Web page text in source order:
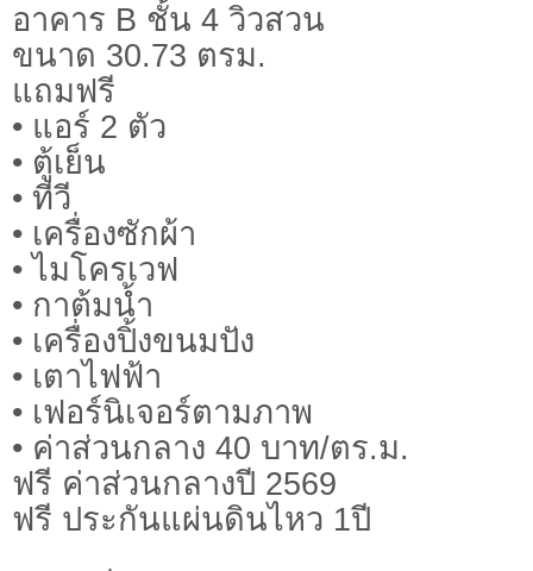
อาคาร B ชั้น 4 วิวสวน
ขนาด 30.73 ตรม.
แถมฟรี
• แอร์ 2 ตัว
• ตู้เย็น
• ทีวี
• เครื่องซักผ้า
• ไมโครเวฟ
• กาต้มน้ำ
• เครื่องปิ้งขนมปัง
• เตาไฟฟ้า
• เฟอร์นิเจอร์ตามภาพ
• ค่าส่วนกลาง 40 บาท/ตร.ม.
ฟรี ค่าส่วนกลางปี 2569
ฟรี ประกันแผ่นดินไหว 1ปี